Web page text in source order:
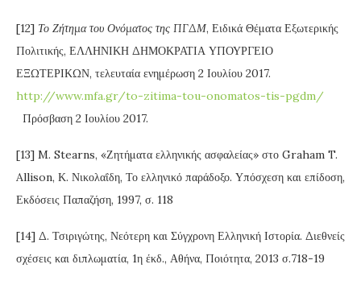
[12] Το Ζήτημα του Ονόματος της ΠΓΔΜ, Ειδικά Θέματα Εξωτερικής
Πολιτικής, ΕΛΛΗΝΙΚΗ ΔΗΜΟΚΡΑΤΙΑ ΥΠΟΥΡΓΕΙΟ
ΕΞΩΤΕΡΙΚΩΝ, τελευταία ενημέρωση 2 Ιουλίου 2017.
http://www.mfa.gr/to-zitima-tou-onomatos-tis-pgdm/
Πρόσβαση 2 Ιουλίου 2017.
[13] M. Stearns, «Ζητήματα ελληνικής ασφαλείας» στο Graham T.
Allison, Κ. Νικολαΐδη, Το ελληνικό παράδοξο. Υπόσχεση και επίδοση,
Εκδόσεις Παπαζήση, 1997, σ. 118
[14] Δ. Τσιριγώτης, Νεότερη και Σύγχρονη Ελληνική Ιστορία. Διεθνείς
σχέσεις και διπλωματία, 1η έκδ., Αθήνα, Ποιότητα, 2013 σ.718-19